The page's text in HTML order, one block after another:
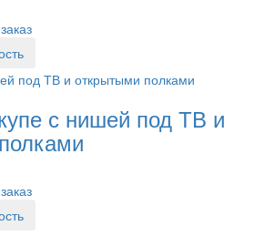
с нишей под ТВ и